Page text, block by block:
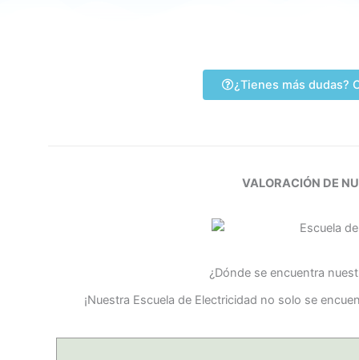
¿Tienes más dudas?
VALORACIÓN DE
¿Dónde se encuentra
¡Nuestra Escuela de Electricidad no solo se